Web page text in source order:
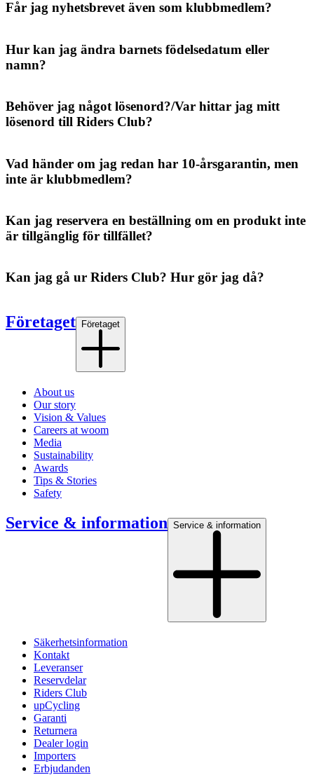
Får jag nyhetsbrevet även som klubbmedlem?
Hur kan jag ändra barnets födelsedatum eller
namn?
Behöver jag något lösenord?/Var hittar jag mitt
lösenord till Riders Club?
Vad händer om jag redan har 10-årsgarantin, men
inte är klubbmedlem?
Kan jag reservera en beställning om en produkt inte
är tillgänglig för tillfället?
Kan jag gå ur Riders Club? Hur gör jag då?
Företaget Företaget
About us
Our story
Vision & Values
Careers at woom
Media
Sustainability
Awards
Tips & Stories
Safety
Service & information Service & information
Säkerhetsinformation
Kontakt
Leveranser
Reservdelar
Riders Club
upCycling
Garanti
Returnera
Dealer login
Importers
Erbjudanden